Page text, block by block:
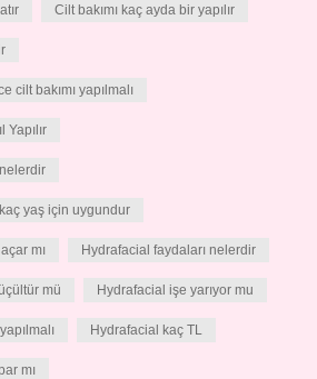
Cilt bakımı kaç ayda bir yapılır
cilt bakımı yapılmalı
Yapılır
yaş için uygundur
mı Hydrafacial faydaları nelerdir
mü Hydrafacial işe yarıyor mu
Hydrafacial kaç TL
mı